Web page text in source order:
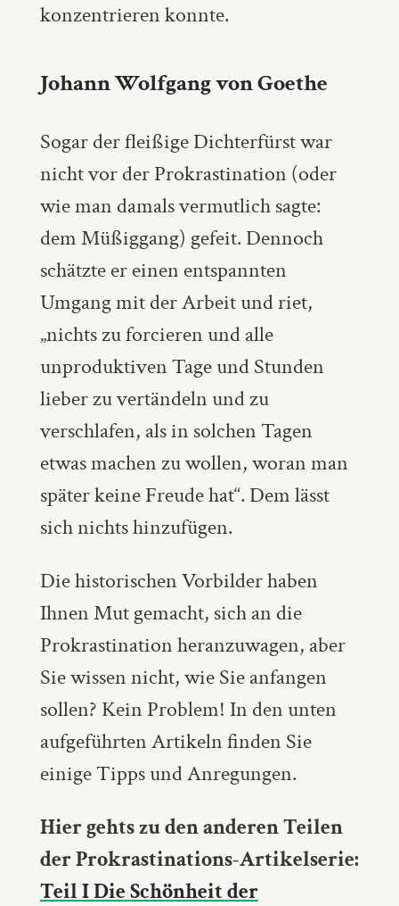
konzentrieren konnte.
Johann Wolfgang von Goethe
Sogar der fleißige Dichterfürst war
nicht vor der Prokrastination (oder
wie man damals vermutlich sagte:
dem Müßiggang) gefeit. Dennoch
schätzte er einen entspannten
Umgang mit der Arbeit und riet,
„nichts zu forcieren und alle
unproduktiven Tage und Stunden
lieber zu vertändeln und zu
verschlafen, als in solchen Tagen
etwas machen zu wollen, woran man
später keine Freude hat“. Dem lässt
sich nichts hinzufügen.
Die historischen Vorbilder haben
Ihnen Mut gemacht, sich an die
Prokrastination heranzuwagen, aber
Sie wissen nicht, wie Sie anfangen
sollen? Kein Problem! In den unten
aufgeführten Artikeln finden Sie
einige Tipps und Anregungen.
Hier gehts zu den anderen Teilen
der Prokrastinations-Artikelserie:
Teil I Die Schönheit der